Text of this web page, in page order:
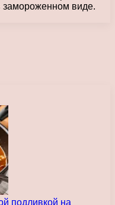
замороженном виде.
подливкой на